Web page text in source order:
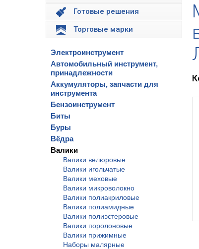
Готовые решения
Торговые марки
Электроинструмент
Автомобильный инструмент,
принадлежности
Аккумуляторы, запчасти для
инструмента
Бензоинструмент
Биты
Буры
Вёдра
Валики
Валики велюровые
Валики игольчатые
Валики меховые
Валики микроволокно
Валики полиакриловые
Валики полиамидные
Валики полиэстеровые
Валики поролоновые
Валики прижимные
Наборы малярные